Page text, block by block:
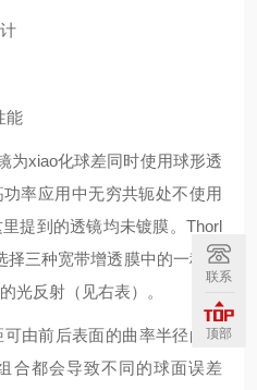
能
为xiao化球差同时使用球形透
率应用中无穷共轭处不使用
提到的透镜均未镀膜。Thorl
择三种宽带增透膜中的一种，
光反射（见右表）。
由前后表面的曲率半径的不
合都会导致不同的球面误差
联系
顶部